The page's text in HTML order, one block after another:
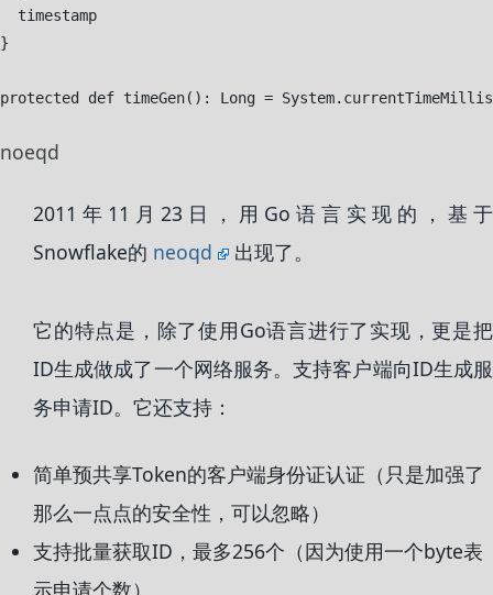
  timestamp
}
noeqd
2011年11月23日，用Go语言实现的，基于
Snowflake的 neoqd 出现了。
它的特点是，除了使用Go语言进行了实现，更是把
ID生成做成了一个网络服务。支持客户端向ID生成服
务申请ID。它还支持：
简单预共享Token的客户端身份证认证（只是加强了
那么一点点的安全性，可以忽略）
支持批量获取ID，最多256个（因为使用一个byte表
示申请个数）